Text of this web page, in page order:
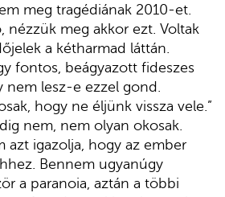
meg tragédiának 2010-et.
nézzük meg akkor ezt. Voltak
a kétharmad láttán.
fontos, beágyazott fideszes
nem lesz-e ezzel gond.
hogy ne éljünk vissza vele.”
nem, nem olyan okosak.
azt igazolja, hogy az ember
Bennem ugyanúgy
a paranoia, aztán a többi